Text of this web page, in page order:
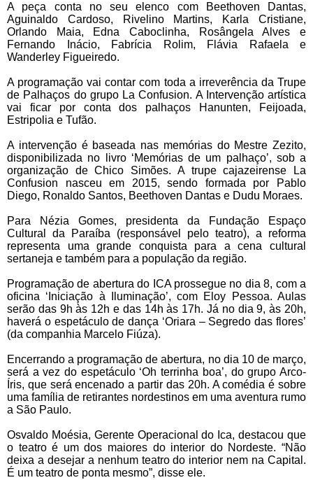
A peça conta no seu elenco com Beethoven Dantas,
Aguinaldo Cardoso, Rivelino Martins, Karla Cristiane,
Orlando Maia, Edna Caboclinha, Rosângela Alves e
Fernando Inácio, Fabrícia Rolim, Flávia Rafaela e
Wanderley Figueiredo.
A programação vai contar com toda a irreverência da Trupe
de Palhaços do grupo La Confusion. A Intervenção artística
vai ficar por conta dos palhaços Hanunten, Feijoada,
Estripolia e Tufão.
A intervenção é baseada nas memórias do Mestre Zezito,
disponibilizada no livro ‘Memórias de um palhaço’, sob a
organização de Chico Simões. A trupe cajazeirense La
Confusion nasceu em 2015, sendo formada por Pablo
Diego, Ronaldo Santos, Beethoven Dantas e Dudu Moraes.
Para Nézia Gomes, presidenta da Fundação Espaço
Cultural da Paraíba (responsável pelo teatro), a reforma
representa uma grande conquista para a cena cultural
sertaneja e também para a população da região.
Programação de abertura do ICA prossegue no dia 8, com a
oficina ‘Iniciação à Iluminação’, com Eloy Pessoa. Aulas
serão das 9h às 12h e das 14h às 17h. Já no dia 9, às 20h,
haverá o espetáculo de dança ‘Oriara – Segredo das flores’
(da companhia Marcelo Fiúza).
Encerrando a programação de abertura, no dia 10 de março,
será a vez do espetáculo ‘Oh terrinha boa’, do grupo Arco-
Íris, que será encenado a partir das 20h. A comédia é sobre
uma família de retirantes nordestinos em uma aventura rumo
a São Paulo.
Osvaldo Moésia, Gerente Operacional do Ica, destacou que
o teatro é um dos maiores do interior do Nordeste. “Não
deixa a desejar a nenhum teatro do interior nem na Capital.
É um teatro de ponta mesmo”, disse ele.